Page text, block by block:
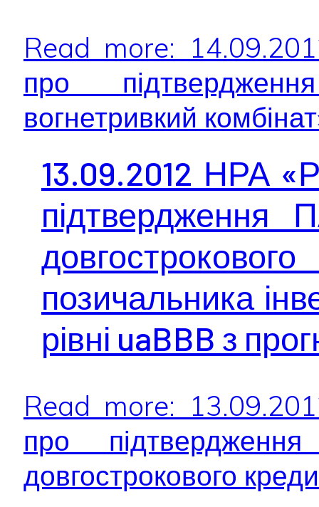
Read more:
про
вогнетривкий
13.09.2012 НРА
позичальника
рівні uaBBB з
Read more:
про
довгострокового